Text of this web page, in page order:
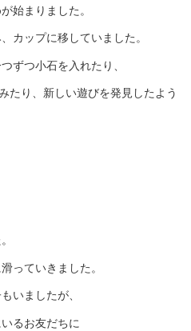
始まりました。
カップに移していました。
ずつ小石を入れたり、
たり、新しい遊びを発見したよう
っていきました。
いましたが、
るお友だちに